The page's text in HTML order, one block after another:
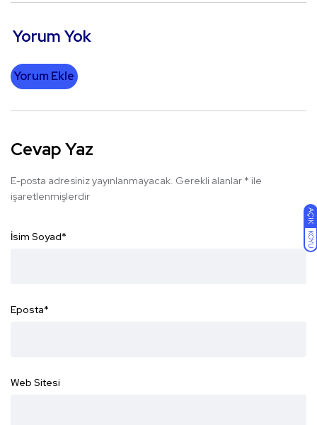
AÇIK
KOYU
Yorum Yok
Yorum Ekle
Cevap Yaz
E-posta adresiniz yayınlanmayacak. Gerekli alanlar * ile
işaretlenmişlerdir
İsim Soyad*
Eposta*
Web Sitesi